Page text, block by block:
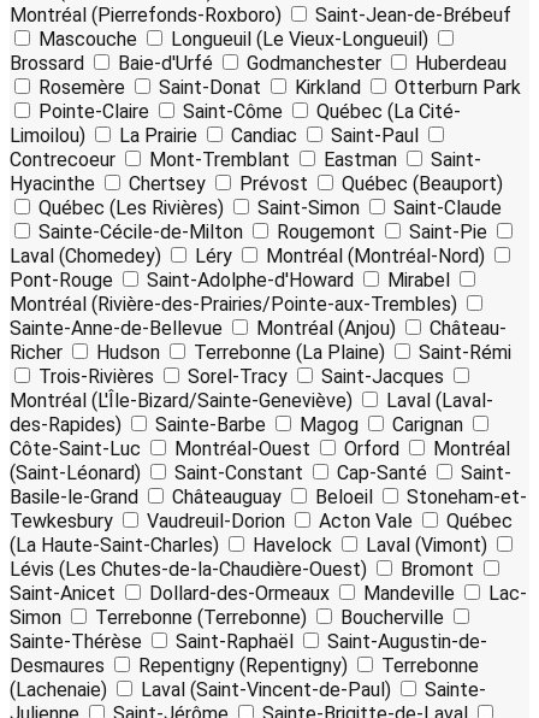
Montréal (Pierrefonds-Roxboro)
Saint-Jean-de-Brébeuf
Mascouche
Longueuil (Le Vieux-Longueuil)
Brossard
Baie-d'Urfé Godmanchester
Huberdeau
Rosemère
Saint-Donat Kirkland
Otterburn Park
Pointe-Claire
Saint-Côme
Québec (La Cité-
Limoilou)
La Prairie Candiac
Saint-Paul
Contrecoeur
Mont-Tremblant Eastman
Saint-
Hyacinthe
Chertsey Prévost
Québec (Beauport)
Québec (Les Rivières)
Saint-Simon
Saint-Claude
Sainte-Cécile-de-Milton
Rougemont
Saint-Pie
Laval (Chomedey)
Léry
Montréal (Montréal-Nord)
Pont-Rouge
Saint-Adolphe-d'Howard
Mirabel
Montréal (Rivière-des-Prairies/Pointe-aux-Trembles)
Sainte-Anne-de-Bellevue
Montréal (Anjou)
Château-
Richer
Hudson Terrebonne (La Plaine)
Saint-Rémi
Trois-Rivières
Sorel-Tracy
Saint-Jacques
Montréal (L'Île-Bizard/Sainte-Geneviève)
Laval (Laval-
des-Rapides)
Sainte-Barbe Magog
Carignan
Côte-Saint-Luc
Montréal-Ouest Orford
Montréal
(Saint-Léonard)
Saint-Constant Cap-Santé
Saint-
Basile-le-Grand
Châteauguay Beloeil
Stoneham-et-
Tewkesbury
Vaudreuil-Dorion Acton Vale
Québec
(La Haute-Saint-Charles)
Havelock
Laval (Vimont)
Lévis (Les Chutes-de-la-Chaudière-Ouest)
Bromont
Saint-Anicet
Dollard-des-Ormeaux Mandeville
Lac-
Simon
Terrebonne (Terrebonne)
Boucherville
Sainte-Thérèse
Saint-Raphaël
Saint-Augustin-de-
Desmaures
Repentigny (Repentigny)
Terrebonne
(Lachenaie)
Laval (Saint-Vincent-de-Paul)
Sainte-